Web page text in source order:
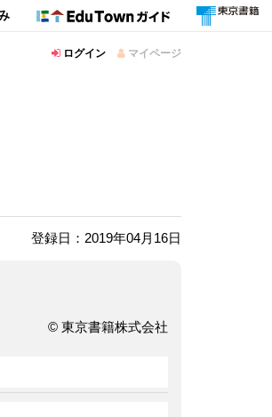
ログイン マイページ
登録日：2019年04月16日
© 東京書籍株式会社